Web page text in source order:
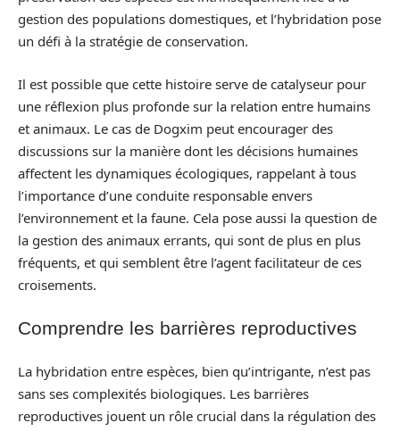
gestion des populations domestiques, et l’hybridation pose
un défi à la stratégie de conservation.
Il est possible que cette histoire serve de catalyseur pour
une réflexion plus profonde sur la relation entre humains
et animaux. Le cas de Dogxim peut encourager des
discussions sur la manière dont les décisions humaines
affectent les dynamiques écologiques, rappelant à tous
l’importance d’une conduite responsable envers
l’environnement et la faune. Cela pose aussi la question de
la gestion des animaux errants, qui sont de plus en plus
fréquents, et qui semblent être l’agent facilitateur de ces
croisements.
Comprendre les barrières reproductives
La hybridation entre espèces, bien qu’intrigante, n’est pas
sans ses complexités biologiques. Les barrières
reproductives jouent un rôle crucial dans la régulation des